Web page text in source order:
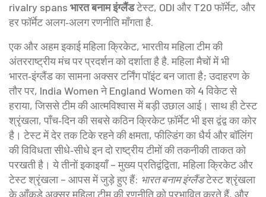
rivalry spans भारत बनाम इंग्लैंडटेस्ट, ODI और T20 फॉर्मेट, और
हर फॉर्मेट अलग‑अलग रणनीति माँगता है.
एक और अहम इकाईमहिला क्रिकेट, भारतीय महिला टीम की
अंतरराष्ट्रीय मंच पर प्रदर्शन को दर्शाता हैहै. महिला मैचों में भी
भारत‑इंग्लैंड का सामना अक्सर टर्निंग पॉइंट बन जाता है; उदाहरण के
तौर पर, India Women ने England Women को 4 विकेट से
हराया, जिससे टीम की आत्मविश्वास में बड़ी उछाल आई। साथ हीटेस्ट
श्रृंखला,पाँच‑दिन की सबसे कठिन क्रिकेट फ़ॉर्मेटभी इस द्वंद्व का कोर
है। टेस्ट में देर तक टिके रहने की क्षमता, फील्डिंग का धैर्य और बॉलिंग
की विविधता सीधे‑सीधे इन दो राष्ट्रीय टीमों की तकनीकी ताकत को
परखती है। ये तीनों इकाइयाँ – मुख्य प्रतिद्वंद्विता, महिला क्रिकेट और
टेस्ट श्रृंखला – आपस में जुड़े हुए हैं: भारत बनाम इंग्लैंडटेस्ट श्रृंखला
के आँकड़े अक्सर महिला टीम की रणनीति को प्रभावित करते हैं, और